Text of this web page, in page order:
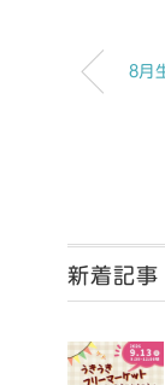
8月
新着記事